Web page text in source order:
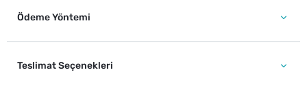
Ödeme Yöntemi
Teslimat Seçenekleri